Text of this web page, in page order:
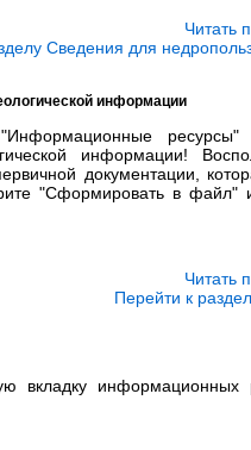
Читать
Сведения для
информации
ресурсы"
информации!
документации,
"Сформировать в файл"
Читать
Перейти к
информационных